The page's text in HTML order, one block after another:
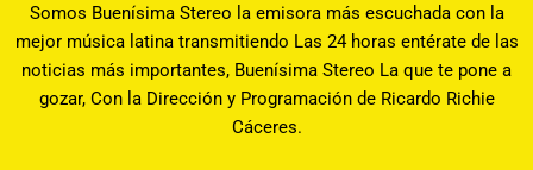
Somos Buenísima Stereo la emisora más escuchada con la
mejor música latina transmitiendo Las 24 horas entérate de las
noticias más importantes, Buenísima Stereo La que te pone a
gozar, Con la Dirección y Programación de Ricardo Richie
Cáceres.